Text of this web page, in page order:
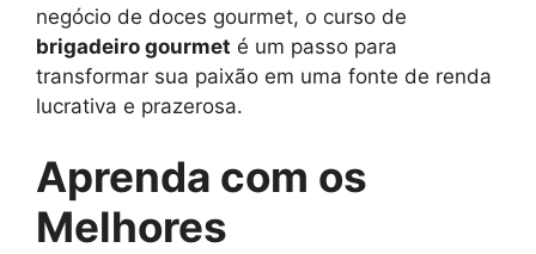
negócio de doces gourmet, o curso de
brigadeiro gourmet é um passo para
transformar sua paixão em uma fonte de renda
lucrativa e prazerosa.
Aprenda com os
Melhores